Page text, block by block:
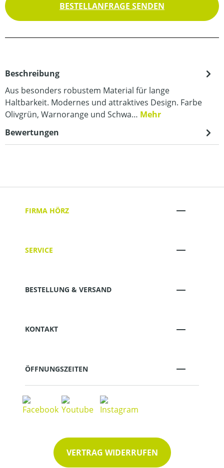
BESTELLANFRAGE SENDEN
Beschreibung
Aus besonders robustem Material für lange
Haltbarkeit. Modernes und attraktives Design. Farbe
Olivgrün, Warnorange und Schwa… Mehr
Bewertungen
FIRMA HÖRZ
SERVICE
BESTELLUNG & VERSAND
KONTAKT
ÖFFNUNGSZEITEN
VERTRAG WIDERRUFEN